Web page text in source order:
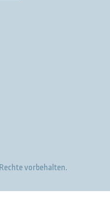
vorbehalten.